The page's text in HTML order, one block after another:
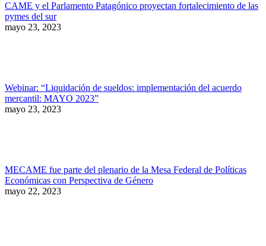
CAME y el Parlamento Patagónico proyectan fortalecimiento de las
pymes del sur
mayo 23, 2023
Webinar: “Liquidación de sueldos: implementación del acuerdo
mercantil: MAYO 2023”
mayo 23, 2023
MECAME fue parte del plenario de la Mesa Federal de Políticas
Económicas con Perspectiva de Género
mayo 22, 2023